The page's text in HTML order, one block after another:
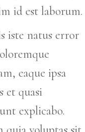
id est laborum.
iste natus error
eaque ipsa
et quasi
explicabo.